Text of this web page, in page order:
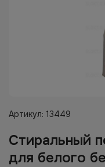
Артикул: 13449
Стиральный
для белого